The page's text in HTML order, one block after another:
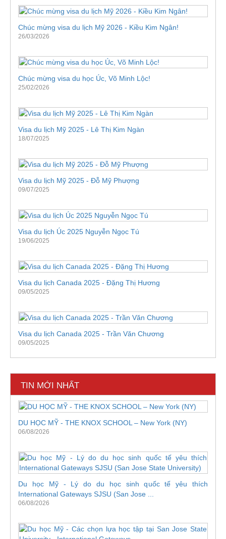
Chúc mừng visa du lịch Mỹ 2026 - Kiều Kim Ngân!
26/03/2026
Chúc mừng visa du học Úc, Võ Minh Lộc!
25/02/2026
Visa du lịch Mỹ 2025 - Lê Thị Kim Ngàn
18/07/2025
Visa du lịch Mỹ 2025 - Đỗ Mỹ Phượng
09/07/2025
Visa du lịch Úc 2025 Nguyễn Ngọc Tú
19/06/2025
Visa du lịch Canada 2025 - Đặng Thị Hương
09/05/2025
Visa du lịch Canada 2025 - Trần Văn Chương
09/05/2025
TIN MỚI NHẤT
DU HỌC MỸ - THE KNOX SCHOOL – New York (NY)
06/08/2026
Du học Mỹ - Lý do du học sinh quốc tế yêu thích
International Gateways SJSU (San Jose ...
06/08/2026